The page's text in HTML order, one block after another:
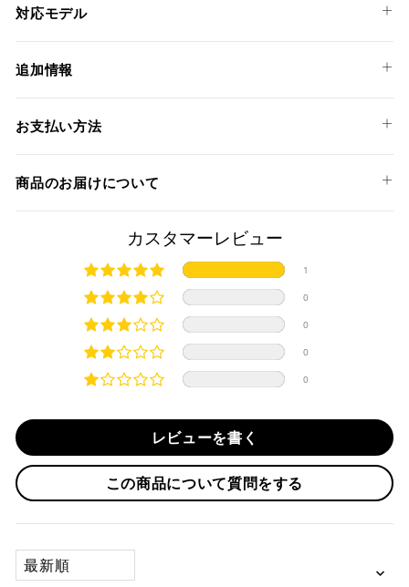
対応モデル
HONDA
CB1100 '17-20
CB1100 RS '17-20
追加情報
ヴィンテージコニック'70sサイレンサーは重厚なサウンドが
れております。
サイレンサーエンドにはクラシカルな雰囲気を引き立てるメ
体に装着するため、洗練されたそのデザインを損ないませ
軽量化、そしてルックスの向上に大きな変化をもたらしま
サイレンサー本体にはSC-PROJECT (SCプロジェクト) のロゴ
が施されております。
本製品にはあらかじめ消音バッフルが装着されております。
必ず商品ページの表と、車検証に記載の原動機の型式が
一致するか確認してください。
一致しない場合は車検非対応となります。
お支払い方法
クレジットカード
上記クレジットカードをご利用頂けます。
分割払い、リボ払い、3Dセキュア対応カードをご利用の
際は、『クレジットカード決済(3Dセキュア) - SBPS』を
ご選択ください。
対応支払回数について以下の通りです。
・分割払い (3,5,6,10,12,15,18,20,24回)
※ 分割払い、リボ払いは決済金額が税込10,000円以上の
場合のみご利用いただけます。
※ American Expressでの分割払いのご利用には、事前
す。
※ Diners Clubは分割払い非対応のため、一括払い・リ
商品のお届けについて
商品発送までの日数について
ご希望商品の在庫状況により異なります。 詳しくは該当商品
選択後に表示される納期をご確認ください。
国内在庫ありの場合
・平日16時までのご注文、お支払い完了で即日発送いたしま
・前払い決済（銀行振込等）の場合、15時までに弊社でのご
入金確認が完了いたしましたら即日発送いたします。
・お取り寄せ商品等を一緒にご注文の場合は、基本的にはお
取り寄せ商品が揃ってからの発送になります。別で発送をご
お取り寄せの場合
カスタマーレビュー
1
0
0
0
0
レビューを書く
この商品について質問をする
SORT BY